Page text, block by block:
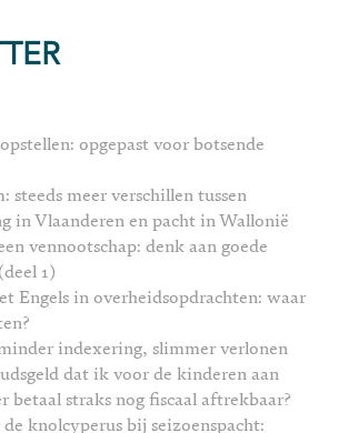
opgepast voor botsende
steeds meer verschillen tussen
in Vlaanderen en pacht in Wallonië
vennootschap: denk aan goede
1)
Engels in overheidsopdrachten: waar
indexering, slimmer verlonen
dat ik voor de kinderen aan
betaal straks nog fiscaal aftrekbaar?
de knolcyperus bij seizoenspacht: